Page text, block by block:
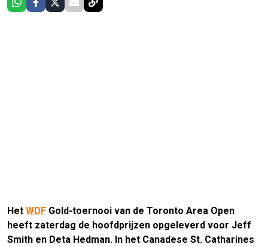
Het WDF Gold-toernooi van de Toronto Area Open
heeft zaterdag de hoofdprijzen opgeleverd voor Jeff
Smith en Deta Hedman. In het Canadese St. Catharines